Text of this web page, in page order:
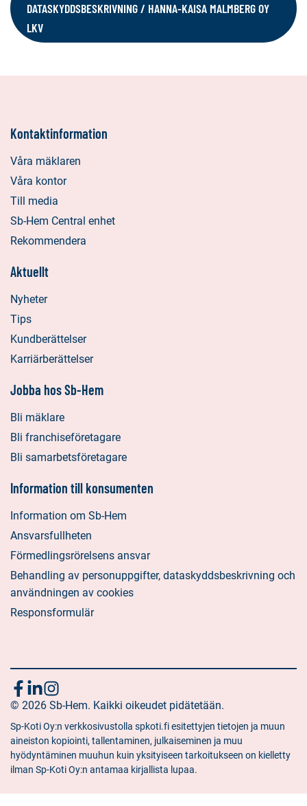
DATASKYDDSBESKRIVNING / HANNA-KAISA MALMBERG OY
LKV
Kontaktinformation
Våra mäklaren
Våra kontor
Till media
Sb-Hem Central enhet
Rekommendera
Aktuellt
Nyheter
Tips
Kundberättelser
Karriärberättelser
Jobba hos Sb-Hem
Bli mäklare
Bli franchiseföretagare
Bli samarbetsföretagare
Information till konsumenten
Information om Sb-Hem
Ansvarsfullheten
Förmedlingsrörelsens ansvar
Behandling av personuppgifter, dataskyddsbeskrivning och
användningen av cookies
Responsformulär
Följ
oss
Sociala
media:
facebook
Sociala
media:
linkedin
Sociala
media:
instagram
© 2026 Sb-Hem. Kaikki oikeudet pidätetään.
Sp-Koti Oy:n verkkosivustolla spkoti.fi esitettyjen tietojen ja muun
aineiston kopiointi, tallentaminen, julkaiseminen ja muu
hyödyntäminen muuhun kuin yksityiseen tarkoitukseen on kielletty
ilman Sp-Koti Oy:n antamaa kirjallista lupaa.